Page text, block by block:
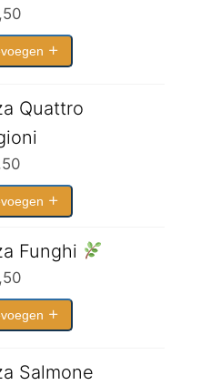
Quattro
Funghi
Salmone